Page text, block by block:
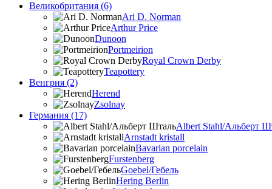
Великобритания (6)
Ari D. Norman
Arthur Price
Dunoon
Portmeirion
Royal Crown Derby
Teapottery
Венгрия (2)
Herend
Zsolnay
Германия (17)
Albert Stahl/Альбеpт
Arnstadt kristall
Bavarian porcelain
Furstenberg
Goebel/Гебель
Hering Berlin